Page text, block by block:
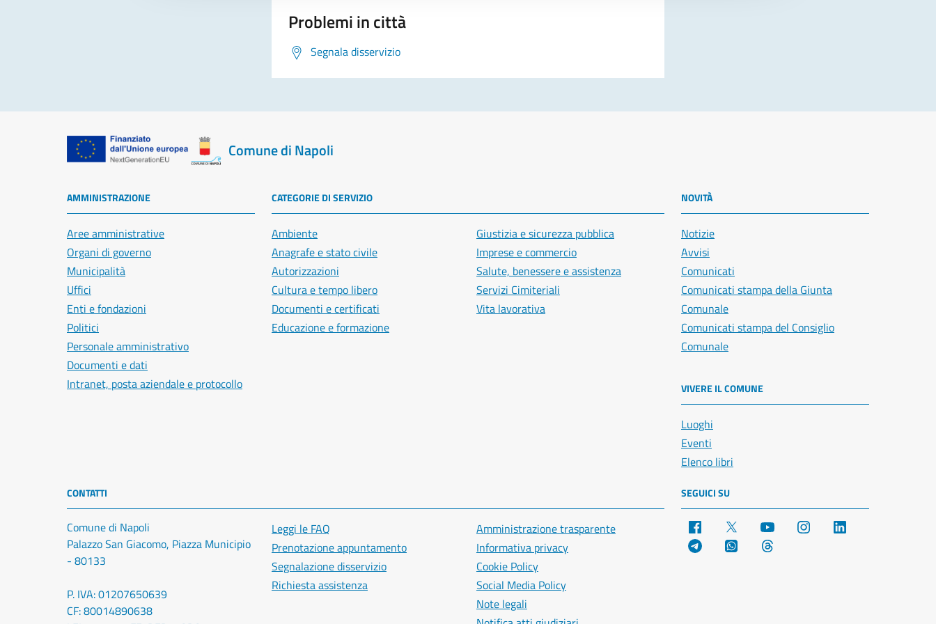
Problemi in città
Segnala disservizio
Comune di Napoli
AMMINISTRAZIONE
Aree amministrative
Organi di governo
Municipalità
Uffici
Enti e fondazioni
Politici
Personale amministrativo
Documenti e dati
Intranet, posta aziendale e protocollo
CATEGORIE DI SERVIZIO
Ambiente
Anagrafe e stato civile
Autorizzazioni
Cultura e tempo libero
Documenti e certificati
Educazione e formazione
Giustizia e sicurezza pubblica
Imprese e commercio
Salute, benessere e assistenza
Servizi Cimiteriali
Vita lavorativa
NOVITÀ
Notizie
Avvisi
Comunicati
Comunicati stampa della Giunta
Comunale
Comunicati stampa del Consiglio
Comunale
VIVERE IL COMUNE
Luoghi
Eventi
Elenco libri
CONTATTI
Comune di Napoli
Palazzo San Giacomo, Piazza Municipio
- 80133
P. IVA: 01207650639
CF: 80014890638
Leggi le FAQ
Prenotazione appuntamento
Segnalazione disservizio
Richiesta assistenza
Amministrazione trasparente
Informativa privacy
Cookie Policy
Social Media Policy
Note legali
SEGUICI SU
Facebook YouTube Instagram
Telegram WhatsApp